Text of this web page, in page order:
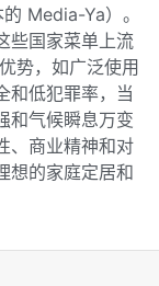
Media-Ya）。
些国家菜单上流
势，如广泛使用
和低犯罪率，当
和气候瞬息万变
、商业精神和对
想的家庭定居和